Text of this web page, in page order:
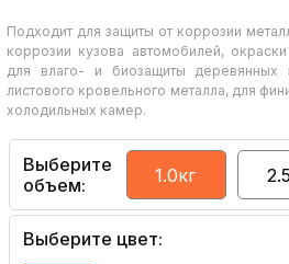
Подходит для защиты от коррозии
коррозии кузова автомобилей,
для влаго- и биозащиты деревянных
листового кровельного металла, для
холодильных камер.
Выберите
объем:
1.0кг
Выберите цвет: